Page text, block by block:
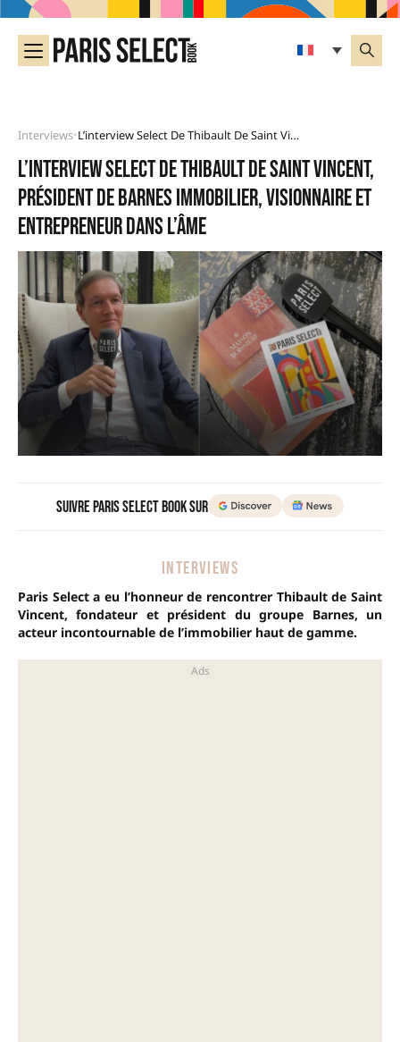
Interviews• L’interview Select De Thibault De Saint Vincent, Président De Barnes Immobilier, Visionnaire Et Entrepreneur Dans L’âme
L’interview select de Thibault de Saint Vincent,
président de Barnes immobilier, visionnaire et
entrepreneur dans l’âme
Suivre Paris Select Book sur
INTERVIEWS
Paris Select a eu l’honneur de rencontrer Thibault de Saint
Vincent, fondateur et président du groupe Barnes, un
acteur incontournable de l’immobilier haut de gamme.